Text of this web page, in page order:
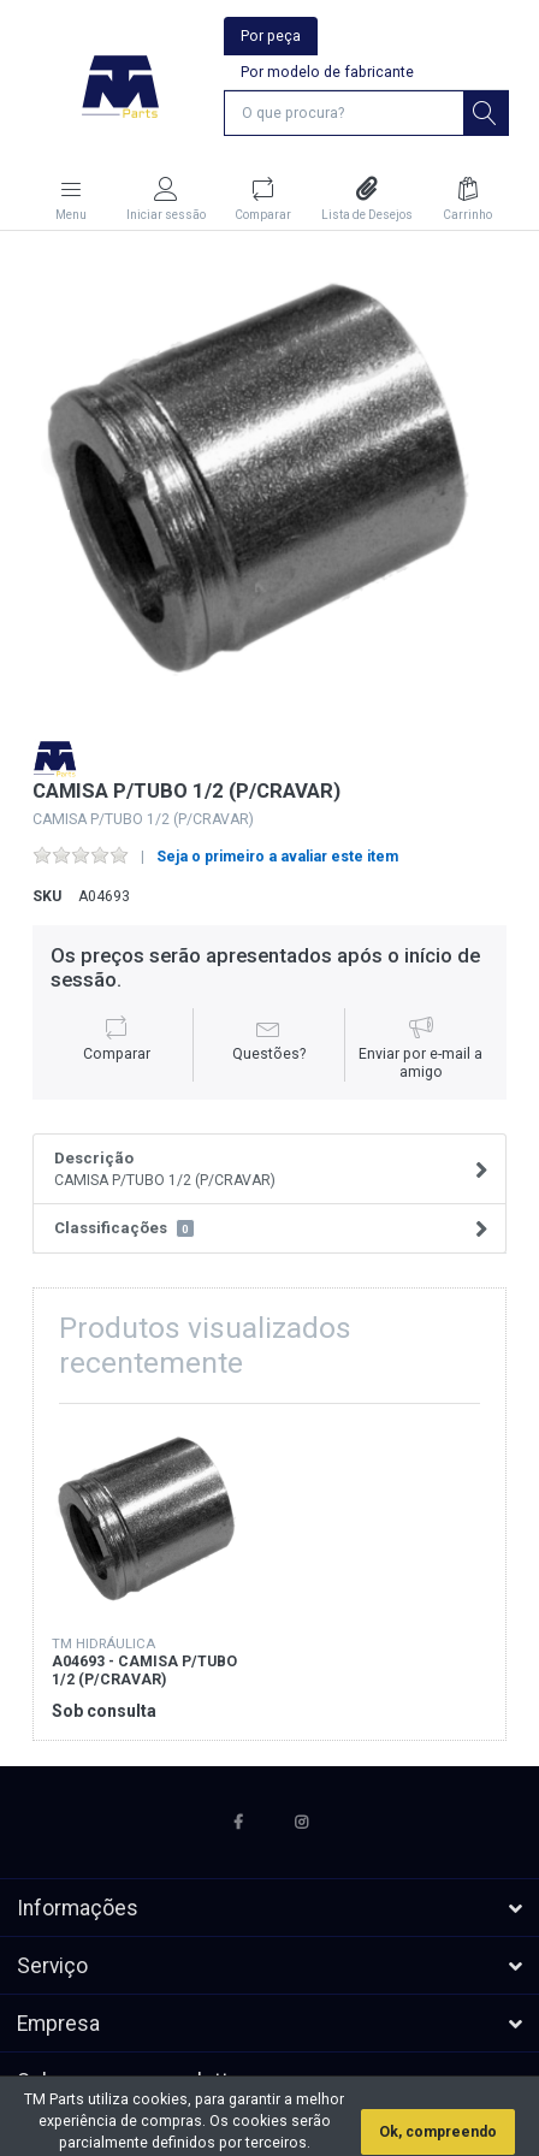
Por peça
Por modelo de fabricante
Menu Iniciar sessão Comparar Lista de Desejos Carrinho
CAMISA P/TUBO 1/2 (P/CRAVAR)
CAMISA P/TUBO 1/2 (P/CRAVAR)
Seja o primeiro a avaliar este item
SKU A04693
Os preços serão apresentados após o início de
sessão.
Comparar Questões?
Enviar por e-mail a
amigo
Descrição
CAMISA P/TUBO 1/2 (P/CRAVAR)
Classificações 0
Produtos visualizados
recentemente
TM HIDRÁULICA
A04693 - CAMISA P/TUBO
1/2 (P/CRAVAR)
Sob consulta
Informações
Serviço
Empresa
Subscrever a newsletters
* Todos os preços excl. IVA, mais
Direitos de autor &cópia; 2026 TM
TM Parts utiliza cookies, para garantir a melhor
experiência de compras. Os cookies serão
parcialmente definidos por terceiros.
Ok, compreendo